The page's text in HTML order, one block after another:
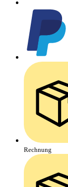
Rechnung